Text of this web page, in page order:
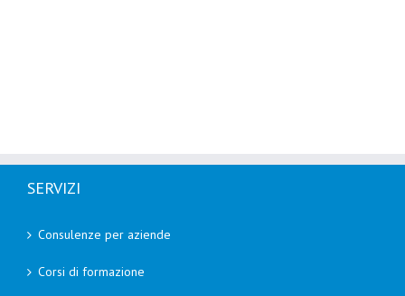
SERVIZI
Consulenze per aziende
Corsi di formazione